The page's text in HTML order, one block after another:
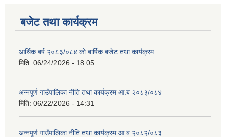
बजेट तथा कार्यक्रम
आर्थिक बर्ष २०८३/०८४ को बार्षिक बजेट तथा कार्यक्रम
मिति: 06/24/2026 - 18:05
अन्नपूर्ण गाउँपालिका नीति तथा कार्यक्रम आ.ब २०८३/०८४
मिति: 06/22/2026 - 14:31
अन्नपूर्ण गाउँपालिका नीति तथा कार्यक्रम आ.ब २०८२/०८३